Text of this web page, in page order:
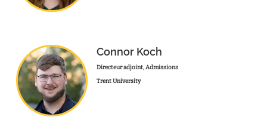
Connor Koch
Directeur adjoint, Admissions
Trent University